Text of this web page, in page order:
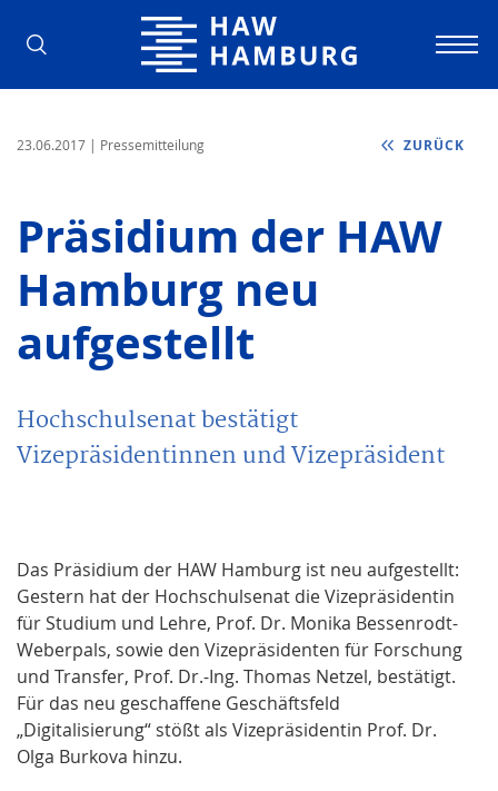
Hochschule für Angewandte
23.06.2017 | Pressemitteilung ZURÜCK
Präsidium der HAW
Hamburg neu
aufgestellt
Hochschulsenat bestätigt
Vizepräsidentinnen und Vizepräsident
Das Präsidium der HAW Hamburg ist neu aufgestellt:
Gestern hat der Hochschulsenat die Vizepräsidentin
für Studium und Lehre, Prof. Dr. Monika Bessenrodt-
Weberpals, sowie den Vizepräsidenten für Forschung
und Transfer, Prof. Dr.-Ing. Thomas Netzel, bestätigt.
Für das neu geschaffene Geschäftsfeld
„Digitalisierung“ stößt als Vizepräsidentin Prof. Dr.
Olga Burkova hinzu.